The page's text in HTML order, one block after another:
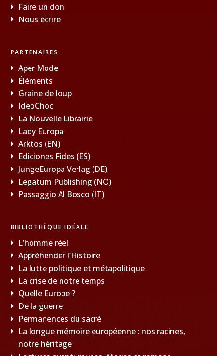
Faire un don
Nous écrire
PARTENAIRES
Aper Mode
Éléments
Graine de loup
IdeoChoc
La Nouvelle Librairie
Lady Europa
Arktos (EN)
Ediciones Fides (ES)
JungeEuropa Verlag (DE)
Legatum Publishing (NO)
Passaggio Al Bosco (IT)
BIBLIOTHÈQUE IDÉALE
L’homme réel
Appréhender l’Histoire
La lutte politique et métapolitique
La crise de notre temps
Quelle Europe ?
De la guerre
Permanences du sacré
La longue mémoire européenne : nos racines,
notre héritage